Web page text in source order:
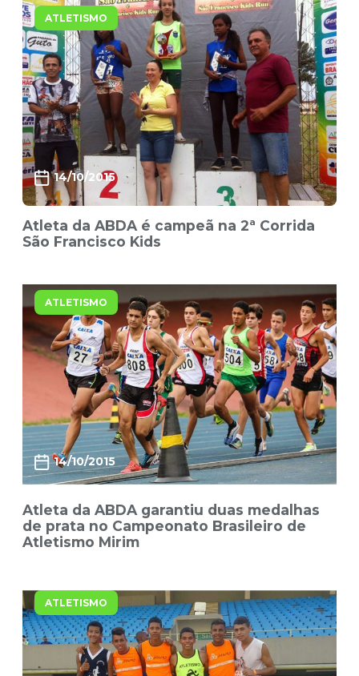
ATLETISMO
14/10/2015
Atleta da ABDA é campeã na 2ª Corrida
São Francisco Kids
ATLETISMO
14/10/2015
Atleta da ABDA garantiu duas medalhas
de prata no Campeonato Brasileiro de
Atletismo Mirim
ATLETISMO